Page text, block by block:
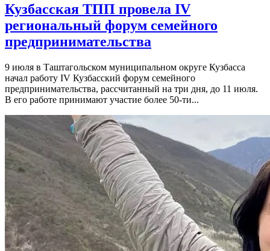
Кузбасская ТПП провела IV
региональный форум семейного
предпринимательства
9 июля в Таштагольском муниципальном округе Кузбасса
начал работу IV Кузбасский форум семейного
предпринимательства, рассчитанный на три дня, до 11 июля.
В его работе принимают участие более 50-ти...